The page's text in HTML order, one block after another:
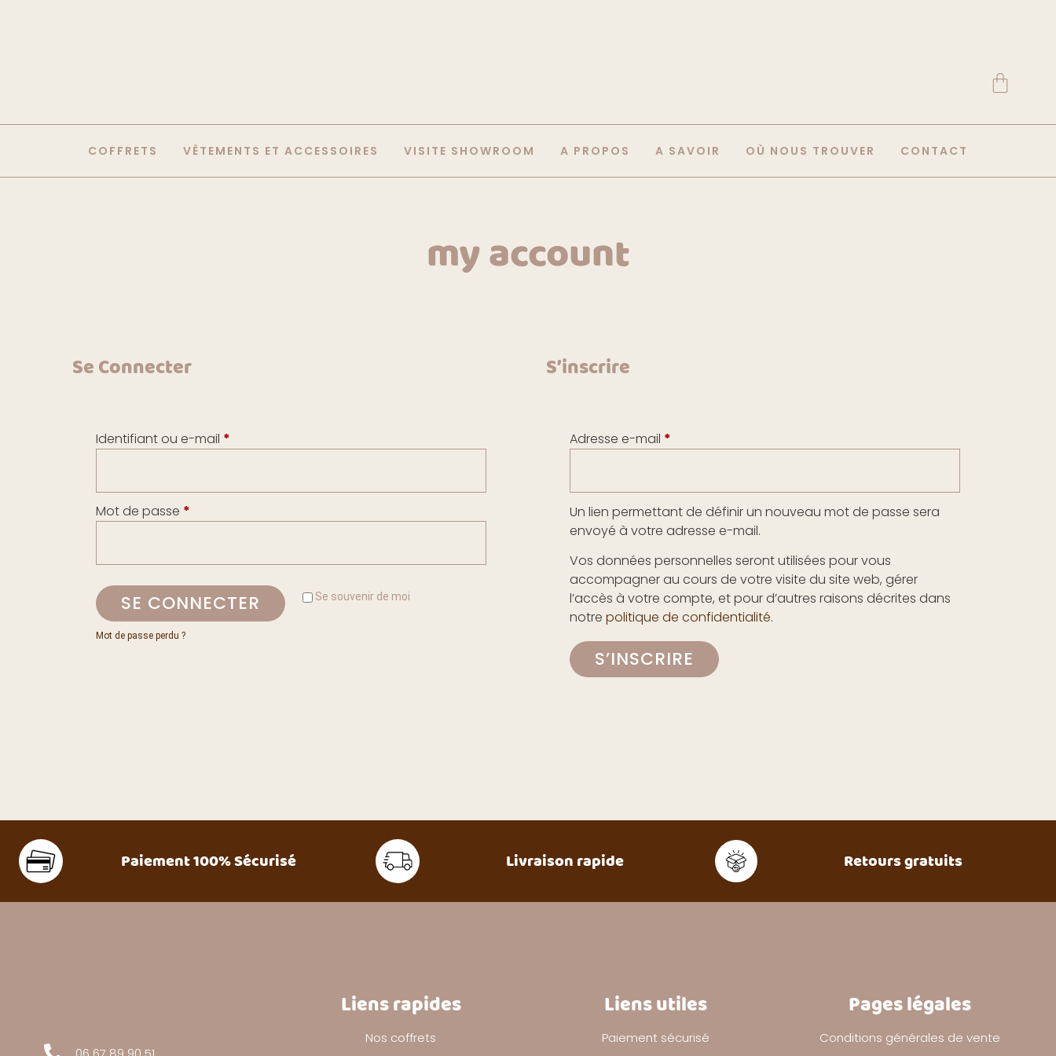
COFFRETS VÊTEMENTS ET ACCESSOIRES VISITE SHOWROOM A PROPOS A SAVOIR OÙ NOUS TROUVER CONTACT
my account
Se Connecter
Identifiant ou e-mail *
Mot de passe *
Se souvenir de moi
SE CONNECTER
Mot de passe perdu ?
S’inscrire
Adresse e-mail *
Un lien permettant de définir un nouveau mot de passe sera
envoyé à votre adresse e-mail.
Vos données personnelles seront utilisées pour vous
accompagner au cours de votre visite du site web, gérer
l’accès à votre compte, et pour d’autres raisons décrites dans
notrepolitique de confidentialité.
S’INSCRIRE
Paiement 100% Sécurisé Livraison rapide Retours gratuits
Liens rapides
Nos coffrets
Liens utiles
Paiement sécurisé
Pages légales
Conditions générales de vente